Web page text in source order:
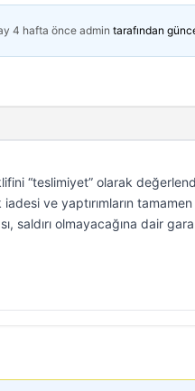
4 hafta önceadmin tarafından
“teslimiyet” olarak
ve yaptırımların
saldırı olmayacağına dair